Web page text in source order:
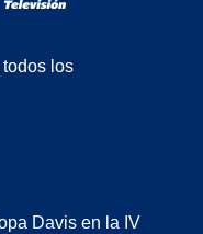
los
Davis en la IV